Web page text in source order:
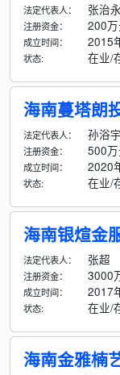
法定代表人： 张治永
注册资金： 200
成立时间： 2015
状态: 在业/
海南蔓塔朗
法定代表人： 孙浴宇
注册资金： 500
成立时间： 2020
状态: 在业/
海南银煊金
法定代表人： 张超
注册资金： 3000
成立时间： 2017
状态: 在业/
海南金雅楠